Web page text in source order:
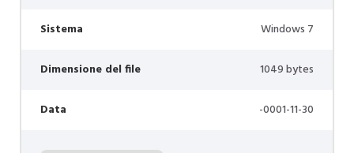
Sistema Windows 7
Dimensione del file 1049 bytes
Data -0001-11-30